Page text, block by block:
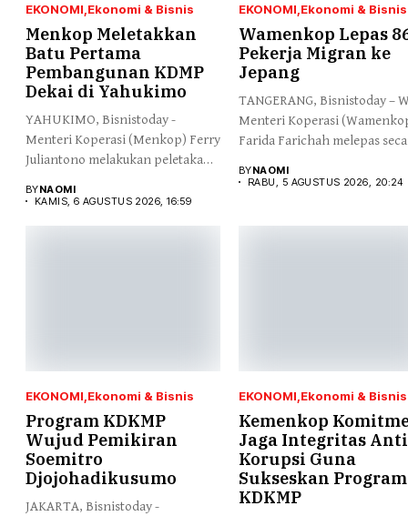
EKONOMI Ekonomi & Bisnis
Menkop Meletakkan
Batu Pertama
Pembangunan KDMP
Dekai di Yahukimo
YAHUKIMO, Bisnistoday -
Menteri Koperasi (Menkop) Ferry
Juliantono melakukan peletakan
BYNAOMI
KAMIS, 6 AGUSTUS 2026, 16:59
EKONOMI Ekonomi & Bisnis
Wamenkop Lepas
Pekerja Migran ke
Jepang
TANGERANG, Bisnistoday –
Menteri Koperasi
Farida Farichah melepas
BYNAOMI
RABU, 5 AGUSTUS 2026, 20:24
EKONOMI Ekonomi & Bisnis
Program KDKMP
Wujud Pemikiran
Soemitro
Djojohadikusumo
JAKARTA, Bisnistoday -
EKONOMI Ekonomi & Bisnis
Kemenkop
Jaga Integritas Anti
Korupsi Guna
Sukseskan Program
KDKMP